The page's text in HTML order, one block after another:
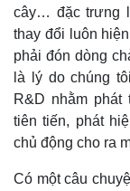
cây… đặc trưng
thay đổi luôn
phải đón dòng
là lý do chúng
R&D nhằm phát
tiên tiến, phát
chủ động cho ra
Có một câu